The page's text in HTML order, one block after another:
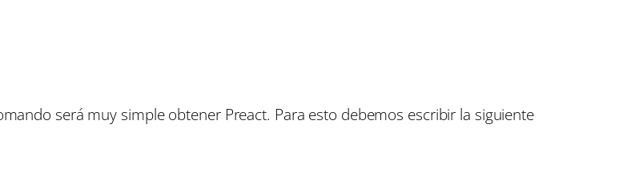
será muy simple obtener Preact. Para esto debemos escribir la siguiente